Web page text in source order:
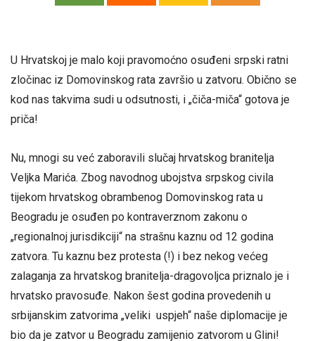
U Hrvatskoj je malo koji pravomoćno osuđeni srpski ratni
zločinac iz Domovinskog rata završio u zatvoru. Obično se
kod nas takvima sudi u odsutnosti, i „čiča-miča“ gotova je
priča!
Nu, mnogi su već zaboravili slučaj hrvatskog branitelja
Veljka Marića. Zbog navodnog ubojstva srpskog civila
tijekom hrvatskog obrambenog Domovinskog rata u
Beogradu je osuđen po kontraverznom zakonu o
„regionalnoj jurisdikciji“ na strašnu kaznu od 12 godina
zatvora. Tu kaznu bez protesta (!) i bez nekog većeg
zalaganja za hrvatskog branitelja-dragovoljca priznalo je i
hrvatsko pravosuđe. Nakon šest godina provedenih u
srbijanskim zatvorima „veliki uspjeh“ naše diplomacije je
bio da je zatvor u Beogradu zamijenio zatvorom u Glini!